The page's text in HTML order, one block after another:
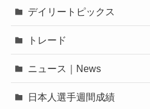
デイリートピックス
トレード
ニュース｜News
日本人選手週間成績